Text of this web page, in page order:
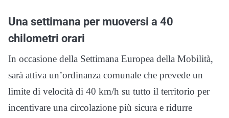
Una settimana per muoversi a 40
chilometri orari
In occasione della Settimana Europea della Mobilità,
sarà attiva un’ordinanza comunale che prevede un
limite di velocità di 40 km/h su tutto il territorio per
incentivare una circolazione più sicura e ridurre